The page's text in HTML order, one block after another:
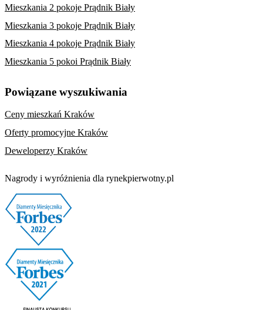
Mieszkania 2 pokoje Prądnik Biały
Mieszkania 3 pokoje Prądnik Biały
Mieszkania 4 pokoje Prądnik Biały
Mieszkania 5 pokoi Prądnik Biały
Powiązane wyszukiwania
Ceny mieszkań Kraków
Oferty promocyjne Kraków
Deweloperzy Kraków
Nagrody i wyróżnienia dla rynekpierwotny.pl